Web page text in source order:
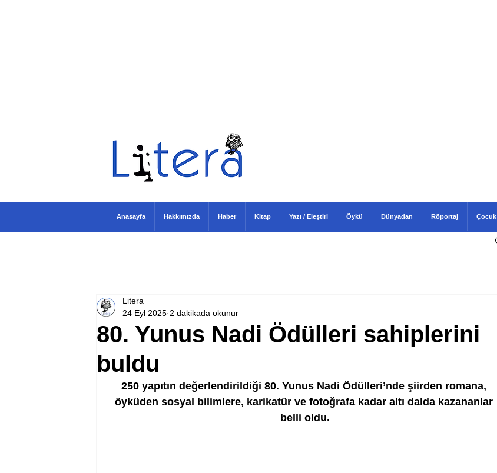
80. Yunus Nadi Ödülleri sahiplerini
buldu
Litera
24 Eyl 2025 2 dakikada okunur
250 yapıtın değerlendirildiği 80. Yunus Nadi Ödülleri’nde şiirden romana,
öyküden sosyal bilimlere, karikatür ve fotoğrafa kadar altı dalda kazananlar
belli oldu.
Anasayfa Hakkımızda Haber Kitap Yazı / Eleştiri Öykü Dünyadan Röportaj Çocuk